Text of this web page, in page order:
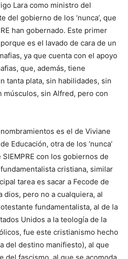
Lara como ministro del
del gobierno de los ‘nunca’, que
han gobernado. Este primer
es el lavado de cara de un
ya que cuenta con el apoyo
que, además, tiene
tanta plata, sin habilidades, sin
músculos, sin Alfred, pero con
es el de Viviane
Educación, otra de los ‘nunca’
con los gobiernos de
cristiana, similar
tarea es sacar a Fecode de
dios, pero no a cualquiera, al
fundamentalista, al de la
Unidos a la teología de la
fue este cristianismo hecho
del destino manifiesto), al que